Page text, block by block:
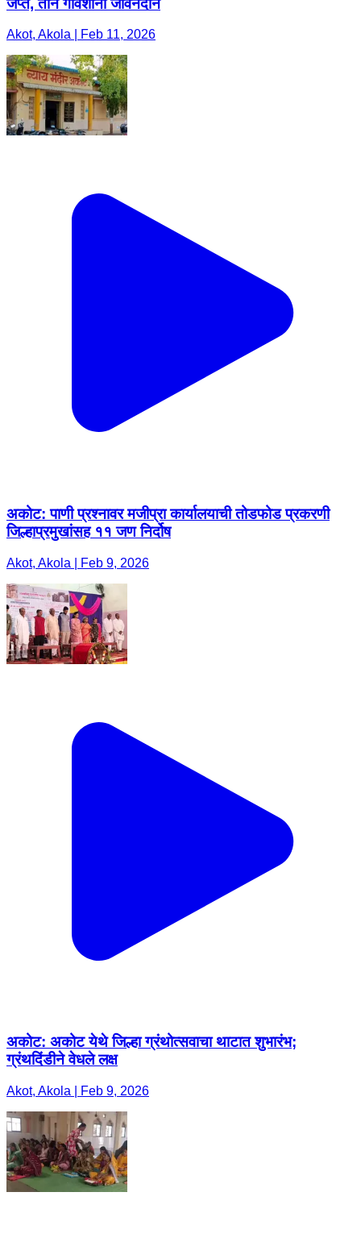
Akot, Akola | Feb 11, 2026
अकोट: पाणी प्रश्नावर मजीप्रा कार्यालयाची तोडफोड प्रकरणी
जिल्हाप्रमुखांसह ११ जण निर्दोष
Akot, Akola | Feb 9, 2026
अकोट: अकोट येथे जिल्हा ग्रंथोत्सवाचा थाटात शुभारंभ;
ग्रंथदिंडीने वेधले लक्ष
Akot, Akola | Feb 9, 2026